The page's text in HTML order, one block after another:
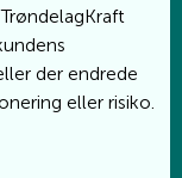
der endrede
eller risiko.